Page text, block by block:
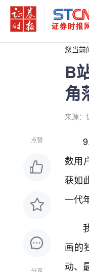
您当前
B
角
来源：
点赞
数用
获如
一代
画的
动、